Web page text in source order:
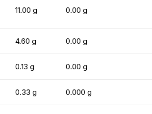
11.00 g 0.00 g
4.60 g 0.00 g
0.13 g 0.00 g
0.33 g 0.000 g